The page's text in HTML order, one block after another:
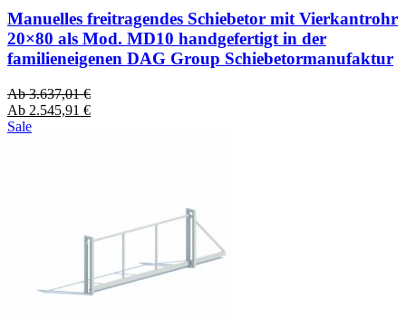
Manuelles freitragendes Schiebetor mit Vierkantrohr
20×80 als Mod. MD10 handgefertigt in der
familieneigenen DAG Group Schiebetormanufaktur
Ab3.637,01€
Ab 2.545,91 €
Sale